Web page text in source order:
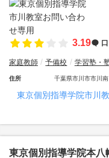
3.19
家庭教師 予備校 学習塾・
住所 千葉県市川市市川南
東京個別指導学院市川
東京個別指導学院本八